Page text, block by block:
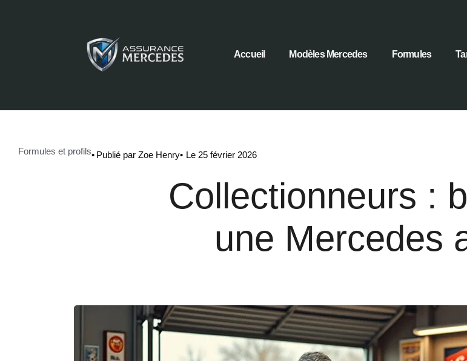
Accueil Modèles Mercedes Formules
Formules et profils• Publié par Zoe Henry• Le 25 février 2026
Collectionneurs :
une Mercedes